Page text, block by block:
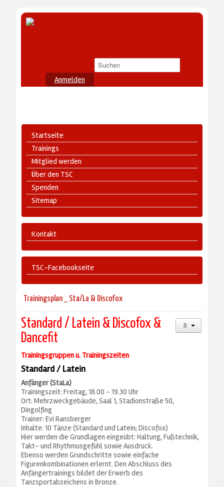
Anmelden
Startseite
Trainings
Mitglied werden
Über den TSC
Spenden
Sitemap
Kontakt
TSC-Facebookseite
Trainingsplan _ Sta/La & Discofox
Standard / Latein & Discofox &
Dancefit
Trainingsgruppen u. Trainingszeiten
Standard / Latein
Anfänger (StaLa)
Trainingszeit: Freitag, 18.00 - 19.30 Uhr
Ort: Mehrzweckgebäude, Saal 1, Stadionstraße 50,
Dingolfing
Trainer: Evi Ransberger
Inhalte: 10 Tänze (Standard und Latein; Discofox)
Hier werden die Grundlagen eingeübt: Haltung, Fußtechnik,
Takt- und Rhythmusgefühl sowie Ausdruck.
Ebenso werden Grundschritte sowie einfache
Figurenkombinationen erlernt. Den Abschluss des
Anfängertrainings bildet der Erwerb des
Tanzsportabzeichens in Bronze.